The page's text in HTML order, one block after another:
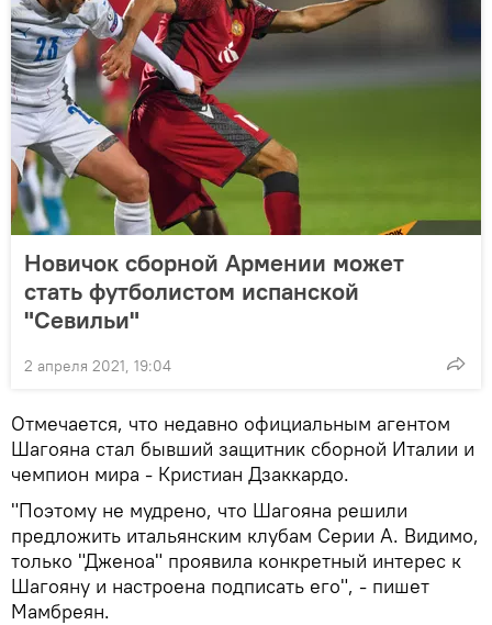
Новичок сборной Армении может
стать футболистом испанской
"Севильи"
2 апреля 2021, 19:04
Отмечается, что недавно официальным агентом
Шагояна стал бывший защитник сборной Италии и
чемпион мира - Кристиан Дзаккардо.
"Поэтому не мудрено, что Шагояна решили
предложить итальянским клубам Серии А. Видимо,
только "Дженоа" проявила конкретный интерес к
Шагояну и настроена подписать его", - пишет
Мамбреян.